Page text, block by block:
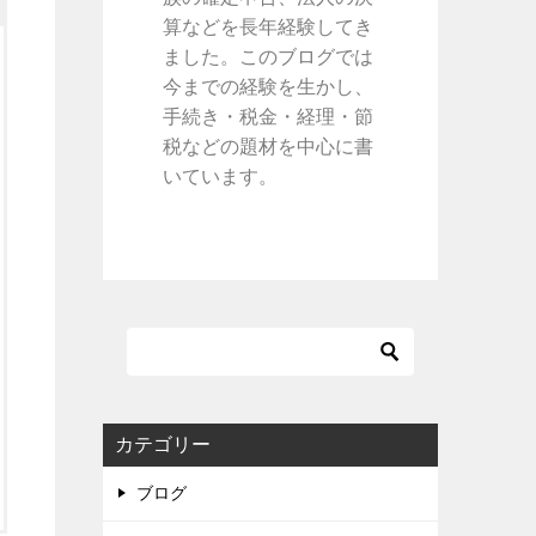
算などを長年経験してき
ました。このブログでは
今までの経験を生かし、
手続き・税金・経理・節
税などの題材を中心に書
いています。
カテゴリー
ブログ